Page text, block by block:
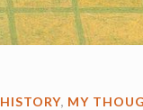
HISTORY, MY